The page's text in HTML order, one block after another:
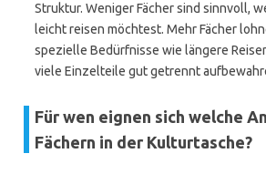
Struktur. Weniger Fächer sind sinnvoll,
leicht reisen möchtest. Mehr Fächer
spezielle Bedürfnisse wie längere
viele Einzelteile gut getrennt
Für wen eignen sich welche
Fächern in der Kulturtasche?